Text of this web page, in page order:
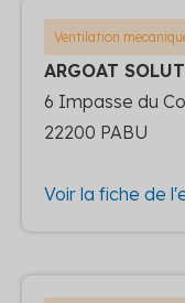
Ventilation
ARGOAT
6 Impasse du
22200 PABU
Voir la fiche de